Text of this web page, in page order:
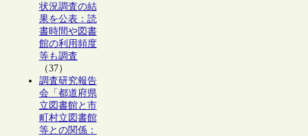
状況調査の結
果を公表：読
書時間や図書
館の利用頻度
等も調査
（37）
調査研究報告
会「都道府県
立図書館と市
町村立図書館
等との関係：